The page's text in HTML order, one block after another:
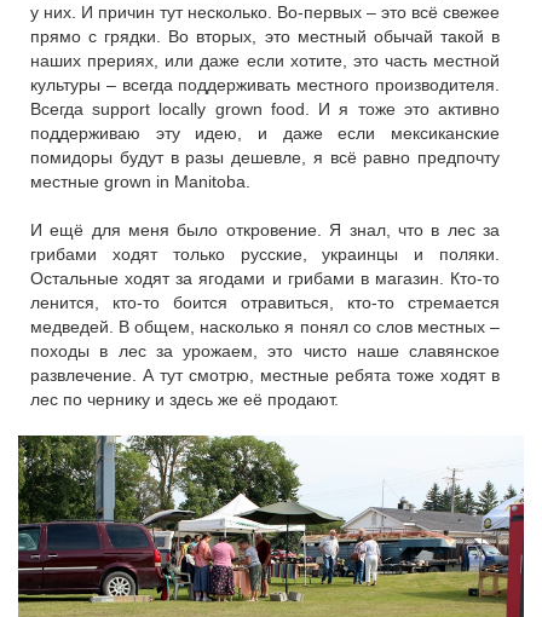
у них. И причин тут несколько. Во-первых – это всё свежее
прямо с грядки. Во вторых, это местный обычай такой в
наших прериях, или даже если хотите, это часть местной
культуры – всегда поддерживать местного производителя.
Всегда support locally grown food. И я тоже это активно
поддерживаю эту идею, и даже если мексиканские
помидоры будут в разы дешевле, я всё равно предпочту
местные grown in Manitoba.
И ещё для меня было откровение. Я знал, что в лес за
грибами ходят только русские, украинцы и поляки.
Остальные ходят за ягодами и грибами в магазин. Кто-то
ленится, кто-то боится отравиться, кто-то стремается
медведей. В общем, насколько я понял со слов местных –
походы в лес за урожаем, это чисто наше славянское
развлечение. А тут смотрю, местные ребята тоже ходят в
лес по чернику и здесь же её продают.